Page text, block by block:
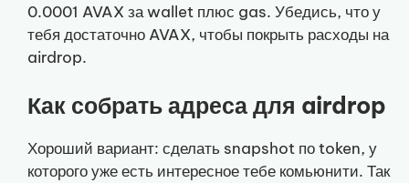
0.0001 AVAX за wallet плюс gas. Убедись, что у
тебя достаточно AVAX, чтобы покрыть расходы на
airdrop.
Как собрать адреса для airdrop
Хороший вариант: сделать snapshot по token, у
которого уже есть интересное тебе комьюнити. Так